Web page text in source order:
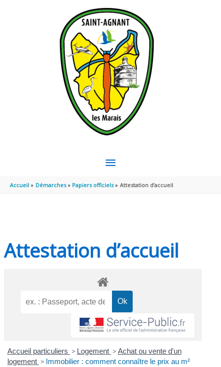
MENU
PRINCIPAL
Accueil Démarches Papiers officiels Attestation d’accueil
Attestation d’accueil
Accueil particuliers > Logement > Achat ou vente d'un
logement > Immobilier : comment connaître le prix au m²